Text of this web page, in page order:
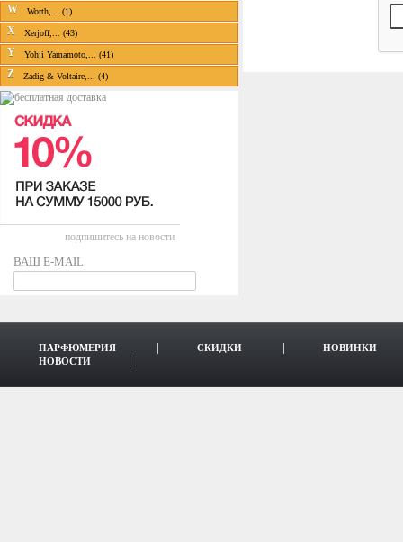
W Worth,... (1)
X Xerjoff,... (43)
Y Yohji Yamamoto,... (41)
Z Zadig & Voltaire,... (4)
подпишитесь на новости
ВАШ E-MAIL
ПАРФЮМЕРИЯ СКИДКИ
НОВИНКИ
НОВОСТИ